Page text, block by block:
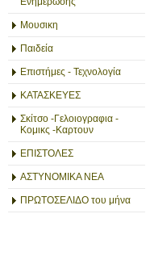
Μουσικη
Παιδεία
Επιστήμες - Τεχνολογία
ΚΑΤΑΣΚΕΥΕΣ
Σκίτσο -Γελοιογραφια -
Κομικς -Καρτουν
ΕΠΙΣΤΟΛΕΣ
ΑΣΤΥΝΟΜΙΚΑ ΝΕΑ
ΠΡΩΤΟΣΕΛΙΔΟ του μήνα